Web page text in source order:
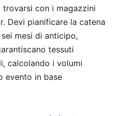
con i magazzini
Devi pianificare la catena
mesi di anticipo,
tessuti
calcolando i volumi
evento in base